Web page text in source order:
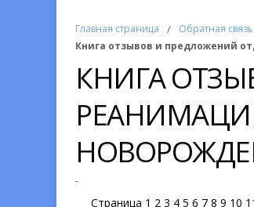
Главная страница / Обратная связь
Книга отзывов и предложений
КНИГА
-
Страница 1 2 3 4 5 6 7 8 9 10